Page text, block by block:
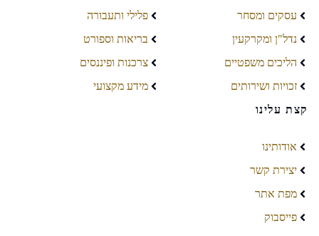
עסקים ומסחר
נדל"ן ומקרקעין
הליכים משפטיים
זכויות ושירותים
פלילי ותעבורה
בריאות וספורט
צרכנות ופיננסים
מידע מקצועי
קצת עלינו
אודותינו
יצירת קשר
מפת אתר
פייסבוק